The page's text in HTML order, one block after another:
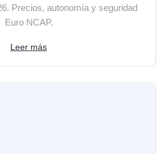
Precios, autonomía y seguridad
Euro NCAP.
Leer más